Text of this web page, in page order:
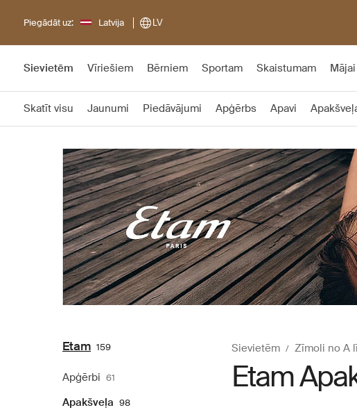
Piegādāt uz: Latvija LV
Sievietēm Vīriešiem Bērniem Sportam Skaistumam Mājai
Skatīt visu Jaunumi Piedāvājumi Apģērbs Apavi
Etam 159
Apģērbi 61
Apakšveļa 98
Sievietēm Zīmoli no A
Etam